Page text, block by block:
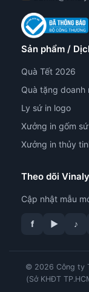
Sản phẩm /
Quà Tết 2026
Quà tặng doanh
Ly sứ in logo
Xưởng in gốm sứ
Xưởng in thủy
Theo dõi Vinaly
Cập nhật mẫu
f ▶ ♪
© 2026 Công ty
(Sở KHĐT